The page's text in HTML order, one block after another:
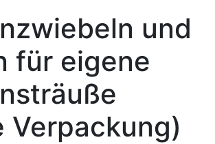
und
für eigene
Verpackung)